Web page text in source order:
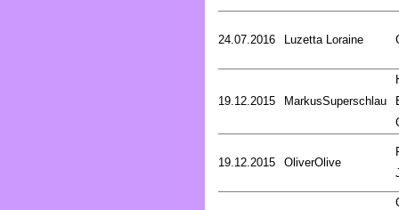
24.07.2016 Luzetta Loraine
19.12.2015 MarkusSuperschlau
19.12.2015 OliverOlive